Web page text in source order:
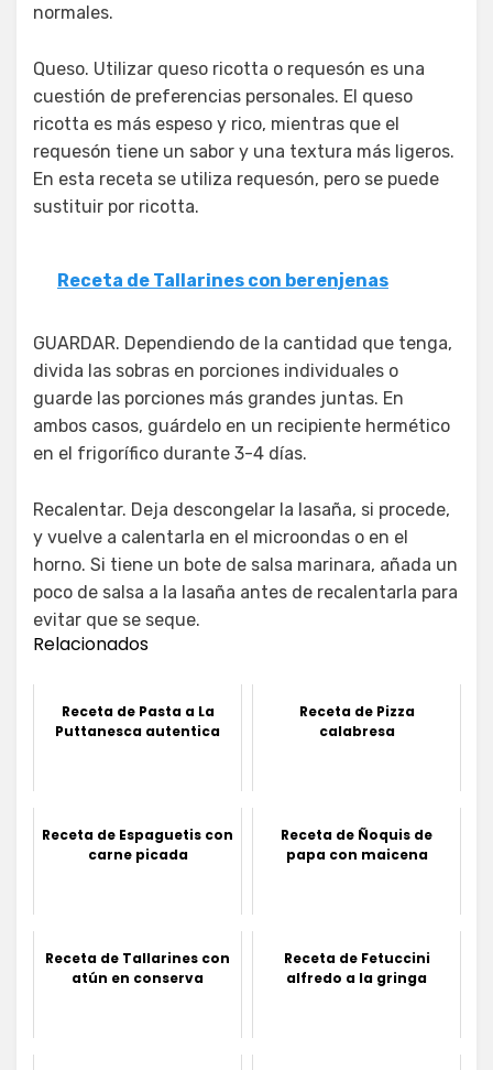
normales.
Queso. Utilizar queso ricotta o requesón es una
cuestión de preferencias personales. El queso
ricotta es más espeso y rico, mientras que el
requesón tiene un sabor y una textura más ligeros.
En esta receta se utiliza requesón, pero se puede
sustituir por ricotta.
Receta de Tallarines con berenjenas
GUARDAR. Dependiendo de la cantidad que tenga,
divida las sobras en porciones individuales o
guarde las porciones más grandes juntas. En
ambos casos, guárdelo en un recipiente hermético
en el frigorífico durante 3-4 días.
Recalentar. Deja descongelar la lasaña, si procede,
y vuelve a calentarla en el microondas o en el
horno. Si tiene un bote de salsa marinara, añada un
poco de salsa a la lasaña antes de recalentarla para
evitar que se seque.
Relacionados
Receta de Pasta a La
Puttanesca autentica
Receta de Pizza
calabresa
Receta de Espaguetis con
carne picada
Receta de Ñoquis de
papa con maicena
Receta de Tallarines con
atún en conserva
Receta de Fetuccini
alfredo a la gringa